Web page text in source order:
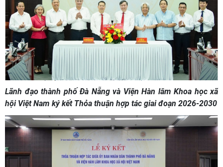
Lãnh đạo thành phố Đà Nẵng và Viện Hàn lâm Khoa học xã
hội Việt Nam ký kết Thỏa thuận hợp tác giai đoạn 2026-2030